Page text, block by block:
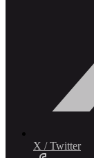
X / Twitter